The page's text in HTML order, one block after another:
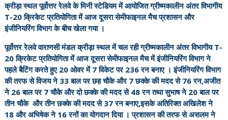
क्रीड़ा स्थल पूर्वोत्तर रेलवे के मिनी स्टेडियम में आयोजित ग्रीष्मकालीन अंतर विभागीय
T-20 क्रिकेट प्रतियोगिता में आज दूसरा सेमीफाइनल मैच प्रशासन और
इंजीनियरिंग विभाग के बीच खेला गया ।
पूर्वोत्तर रेलवे वाराणसी मंडल क्रीड़ा स्थल में चल रही ग्रीष्मकालीन अंतर विभागीय T-
20 क्रिकेट प्रतियोगिता में आज दूसरा सेमीफाइनल मैच में इंजीनियरिंग विभाग ने
पहले बैटिंग करते हुए 20 ओवर में 7 विकेट पर 236 रन बनाए । इंजीनियरिंग विभाग
की तरफ से विजय ने 33 बाल पर छह चौके और 7 छक्के की मदद से 76 रन,अजीत
ने 26 बाल पर 7 चौके और दो छक्के की मदद से 48 रन तथा सुभाष ने 20 बाल पर
तीन चौके और तीन छक्के की मदद से 37 रन बनाए,इसके अतिरिक्त अखिलेश ने
18 और अभिषेक ने 16 रनों का योगदान दिया । प्रशासन की तरफ से असलम ने